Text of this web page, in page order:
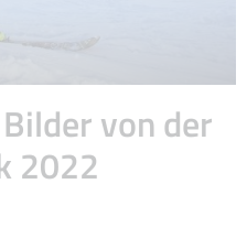
von der
2022